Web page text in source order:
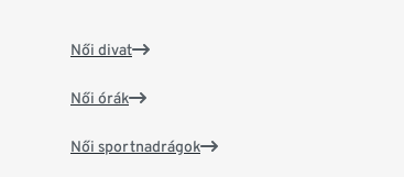
Női divat
Női órák
Női sportnadrágok